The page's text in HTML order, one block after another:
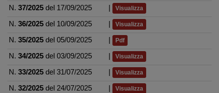
N. 37/2025 del 17/09/2025 Visualizza
N. 36/2025 del 10/09/2025 Visualizza
N. 35/2025 del 05/09/2025 Pdf
N. 34/2025 del 03/09/2025 Visualizza
N. 33/2025 del 31/07/2025 Visualizza
N. 32/2025 del 24/07/2025 Visualizza